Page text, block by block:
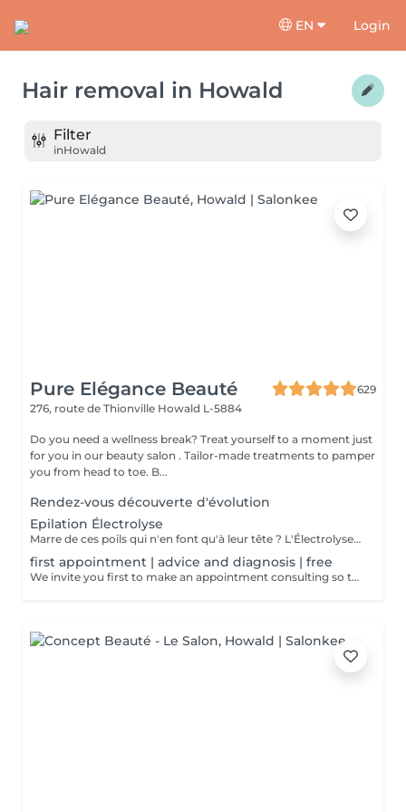
EN Login
Hair removal in Howald
Filter
inHowald
Pure Elégance Beauté
629
276, route de Thionville Howald L-5884
Do you need a wellness break? Treat yourself to a moment just
for you in our beauty salon . Tailor-made treatments to pamper
you from head to toe. B...
Rendez-vous découverte d'évolution
Epilation Électrolyse
Marre de ces poils qui n'en font qu'à leur tête ? L'Électrolyse est l'unique méthode reconnue comme 100% définitive, poil par poil. Elle neutralise tout, même les poils blonds, blancs ou ceux que le laser a ratés. C'est précis, c'est permanent. Le prix s'ajuste à la minute : vous ne payez que le temps vraiment nécessaire.
first appointment | advice and diagnosis | free
We invite you first to make an appointment consulting so that we can make a detailed diagnosis! We will find together with you the appropriate solution so that your final hair removal is a success.